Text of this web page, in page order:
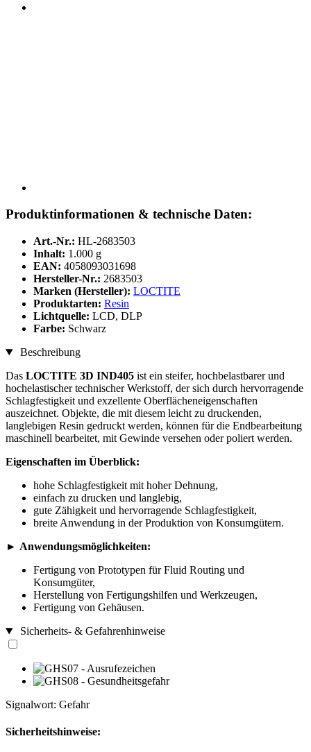
Produktinformationen & technische Daten:
Art.-Nr.: HL-2683503
Inhalt: 1.000 g
EAN: 4058093031698
Hersteller-Nr.: 2683503
Marken (Hersteller): LOCTITE
Produktarten: Resin
Lichtquelle: LCD, DLP
Farbe: Schwarz
Beschreibung
Das LOCTITE 3D IND405 ist ein steifer, hochbelastbarer und
hochelastischer technischer Werkstoff, der sich durch hervorragende
Schlagfestigkeit und exzellente Oberflächeneigenschaften
auszeichnet. Objekte, die mit diesem leicht zu druckenden,
langlebigen Resin gedruckt werden, können für die Endbearbeitung
maschinell bearbeitet, mit Gewinde versehen oder poliert werden.
Eigenschaften im Überblick:
hohe Schlagfestigkeit mit hoher Dehnung,
einfach zu drucken und langlebig,
gute Zähigkeit und hervorragende Schlagfestigkeit,
breite Anwendung in der Produktion von Konsumgütern.
► Anwendungsmöglichkeiten:
Fertigung von Prototypen für Fluid Routing und
Konsumgüter,
Herstellung von Fertigungshilfen und Werkzeugen,
Fertigung von Gehäusen.
Sicherheits- & Gefahrenhinweise
Signalwort: Gefahr
Sicherheitshinweise: